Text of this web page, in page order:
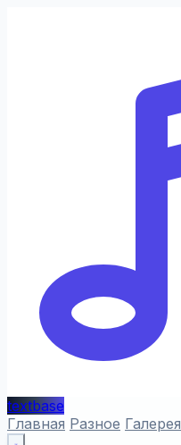
textbase
Главная Разное Галерея